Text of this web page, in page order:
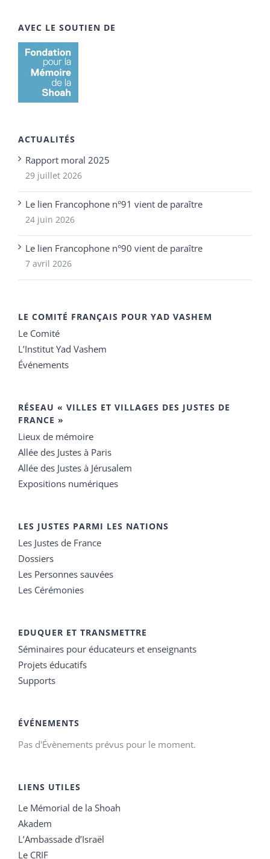
AVEC LE SOUTIEN DE
ACTUALITÉS
Rapport moral 2025
29 juillet 2026
Le lien Francophone n°91 vient de paraître
24 juin 2026
Le lien Francophone n°90 vient de paraître
7 avril 2026
LE COMITÉ FRANÇAIS POUR YAD VASHEM
Le Comité
L’Institut Yad Vashem
Événements
RÉSEAU « VILLES ET VILLAGES DES JUSTES DE
FRANCE »
Lieux de mémoire
Allée des Justes à Paris
Allée des Justes à Jérusalem
Expositions numériques
LES JUSTES PARMI LES NATIONS
Les Justes de France
Dossiers
Les Personnes sauvées
Les Cérémonies
EDUQUER ET TRANSMETTRE
Séminaires pour éducateurs et enseignants
Projets éducatifs
Supports
ÉVÉNEMENTS
Pas d'Évènements prévus pour le moment.
LIENS UTILES
Le Mémorial de la Shoah
Akadem
L’Ambassade d’Israël
Le CRIF